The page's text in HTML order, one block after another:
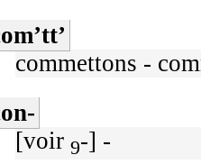
commettons -
[voir 9-] -